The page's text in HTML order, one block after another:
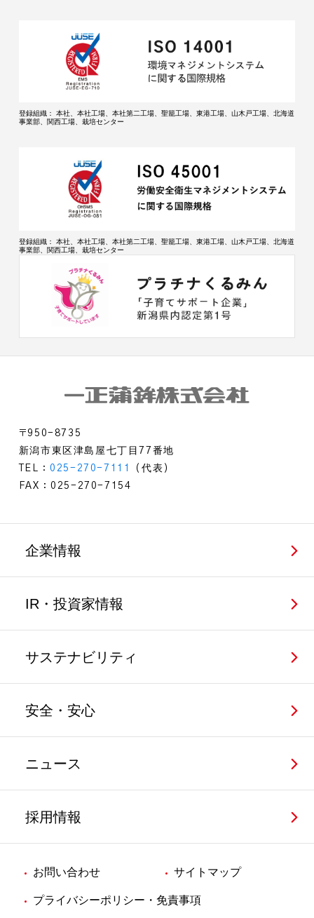
登録組織：
本社、本社工場、本社第二工場、聖籠工場、東港工場、山木戸工場、北海道
事業部、関西工場、栽培センター
登録組織：
本社、本社工場、本社第二工場、聖籠工場、東港工場、山木戸工場、北海道
事業部、関西工場、栽培センター
〒950-8735
新潟市東区津島屋七丁目77番地
TEL：025-270-7111
（代表）
FAX：025-270-7154
企業情報
IR・投資家情報
サステナビリティ
安全・安心
ニュース
採用情報
お問い合わせ サイトマップ
プライバシーポリシー・免責事項